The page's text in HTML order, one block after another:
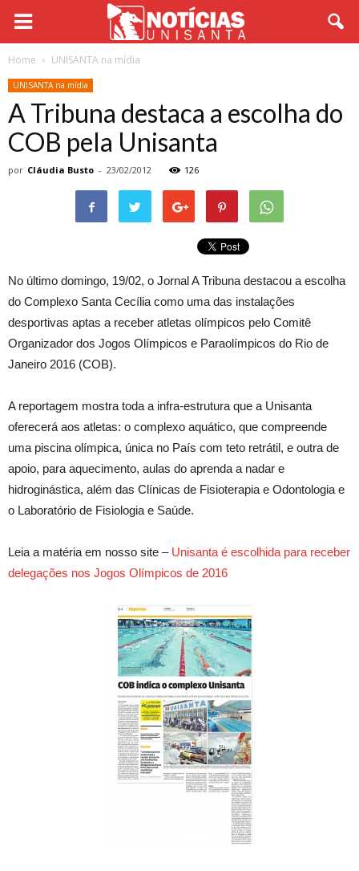
Home UNISANTA na mídia
UNISANTA na mídia
A Tribuna destaca a escolha do
COB pela Unisanta
por Cláudia Busto - 23/02/2012 126
No último domingo, 19/02, o Jornal A Tribuna destacou a escolha
do Complexo Santa Cecília como uma das instalações
desportivas aptas a receber atletas olímpicos pelo Comitê
Organizador dos Jogos Olímpicos e Paraolímpicos do Rio de
Janeiro 2016 (COB).
A reportagem mostra toda a infra-estrutura que a Unisanta
oferecerá aos atletas: o complexo aquático, que compreende
uma piscina olímpica, única no País com teto retrátil, e outra de
apoio, para aquecimento, aulas do aprenda a nadar e
hidroginástica, além das Clínicas de Fisioterapia e Odontologia e
o Laboratório de Fisiologia e Saúde.
Leia a matéria em nosso site – Unisanta é escolhida para receber
delegações nos Jogos Olímpicos de 2016